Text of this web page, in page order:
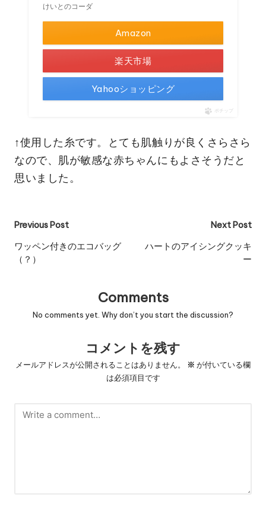
けいとのコーダ
Amazon
楽天市場
Yahooショッピング
ポチップ
↑使用した糸です。とても肌触りが良くさらさら
なので、肌が敏感な赤ちゃんにもよさそうだと
思いました。
Post
navigation
Previous Post
ワッペン付きのエコバッグ
（？）
Next Post
ハートのアイシングクッキ
ー
Comments
No comments yet. Why don’t you start the discussion?
コメントを残す
メールアドレスが公開されることはありません。 ※ が付いている欄
は必須項目です